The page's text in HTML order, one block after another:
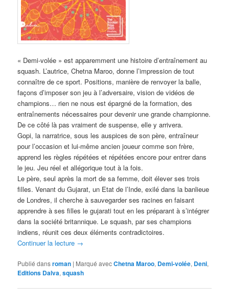
« Demi-volée » est apparemment une histoire d’entraînement au
squash. L’autrice, Chetna Maroo, donne l’impression de tout
connaître de ce sport. Positions, manière de renvoyer la balle,
façons d’imposer son jeu à l’adversaire, vision de vidéos de
champions… rien ne nous est épargné de la formation, des
entraînements nécessaires pour devenir une grande championne.
De ce côté là pas vraiment de suspense, elle y arrivera.
Gopi, la narratrice, sous les auspices de son père, entraîneur
pour l’occasion et lui-même ancien joueur comme son frère,
apprend les règles répétées et répétées encore pour entrer dans
le jeu. Jeu réel et allégorique tout à la fois.
Le père, seul après la mort de sa femme, doit élever ses trois
filles. Venant du Gujarat, un Etat de l’Inde, exilé dans la banlieue
de Londres, il cherche à sauvegarder ses racines en faisant
apprendre à ses filles le gujarati tout en les préparant à s’intégrer
dans la société britannique. Le squash, par ses champions
indiens, réunit ces deux éléments contradictoires.
Continuer la lecture →
Publié dansroman | Marqué avecChetna Maroo, Demi-volée, Deni,
Editions Dalva,squash